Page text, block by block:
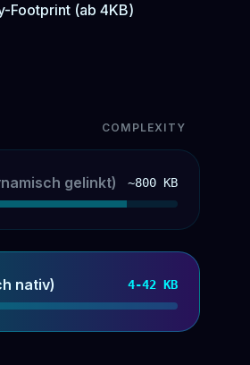
Footprint (ab 4KB)
COMPLEXITY
gelinkt) ~800 KB
nativ) 4-42 KB